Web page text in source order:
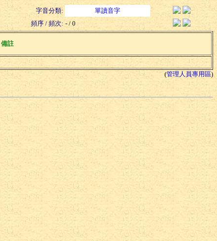
字音分類:
單讀音字
頻序 / 頻次: - / 0
備註
(管理人員專用區)